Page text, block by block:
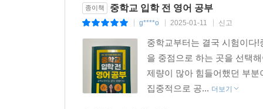
종이책 중학교 입학 전 영어 공부
g****o 2025-01-11 신고
중학교부터는 결국 시험이다
을 중점으로 하는 곳을 선택
제량이 많아 힘들어했던 부
집중적으로 공... 더보기